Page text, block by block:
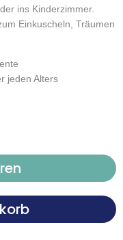
ins Kinderzimmer.
Einkuscheln, Träumen
jeden Alters